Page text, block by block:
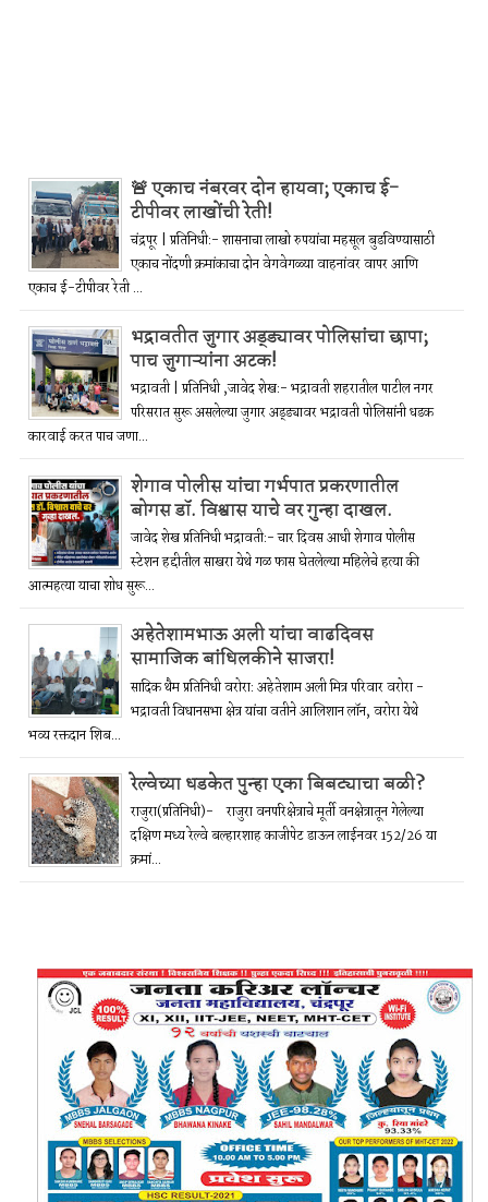
🚨 एकाच नंबरवर दोन हायवा; एकाच ई-
टीपीवर लाखोंची रेती!
चंद्रपूर | प्रतिनिधी:- शासनाचा लाखो रुपयांचा महसूल बुडविण्यासाठी
एकाच नोंदणी क्रमांकाचा दोन वेगवेगळ्या वाहनांवर वापर आणि
एकाच ई-टीपीवर रेती ...
भद्रावतीत जुगार अड्ड्यावर पोलिसांचा छापा;
पाच जुगाऱ्यांना अटक!
भद्रावती | प्रतिनिधी ,जावेद शेख:- भद्रावती शहरातील पाटील नगर
परिसरात सुरू असलेल्या जुगार अड्ड्यावर भद्रावती पोलिसांनी धडक
कारवाई करत पाच जणा...
शेगाव पोलीस यांचा गर्भपात प्रकरणातील
बोगस डॉ. विश्वास याचे वर गुन्हा दाखल.
जावेद शेख प्रतिनिधी भद्रावती:- चार दिवस आधी शेगाव पोलीस
स्टेशन हद्दीतील साखरा येथे गळ फास घेतलेल्या महिलेचे हत्या की
आत्महत्या याचा शोध सुरू...
अहेतेशामभाऊ अली यांचा वाढदिवस
सामाजिक बांधिलकीने साजरा!
सादिक थैम प्रतिनिधी वरोरा: अहेतेशाम अली मित्र परिवार वरोरा -
भद्रावती विधानसभा क्षेत्र यांचा वतीने आलिशान लॉन, वरोरा येथे
भव्य रक्तदान शिब...
रेल्वेच्या धडकेत पुन्हा एका बिबट्याचा बळी?
राजुरा(प्रतिनिधी)- राजुरा वनपरिक्षेत्राचे मूर्ती वनक्षेत्रातून गेलेल्या
दक्षिण मध्य रेल्वे बल्हारशाह काजीपेट डाऊन लाईनवर 152/26 या
क्रमां...